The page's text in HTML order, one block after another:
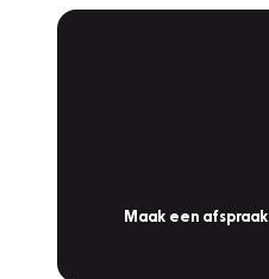
Maak een afspraak